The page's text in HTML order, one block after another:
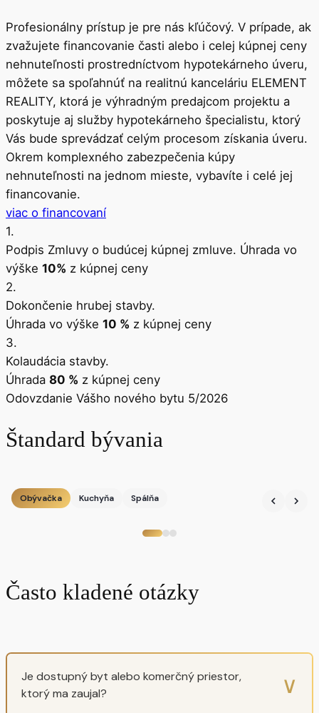
Profesionálny prístup je pre nás kľúčový. V prípade, ak
zvažujete financovanie časti alebo i celej kúpnej ceny
nehnuteľnosti prostredníctvom hypotekárneho úveru,
môžete sa spoľahnúť na realitnú kanceláriu ELEMENT
REALITY, ktorá je výhradným predajcom projektu a
poskytuje aj služby hypotekárneho špecialistu, ktorý
Vás bude sprevádzať celým procesom získania úveru.
Okrem komplexného zabezpečenia kúpy
nehnuteľnosti na jednom mieste, vybavíte i celé jej
financovanie.
viac o financovaní
1.
Podpis Zmluvy o budúcej kúpnej zmluve. Úhrada vo
výške 10% z kúpnej ceny
2.
Dokončenie hrubej stavby.
Úhrada vo výške 10 % z kúpnej ceny
3.
Kolaudácia stavby.
Úhrada 80 % z kúpnej ceny
Odovzdanie Vášho nového bytu 5/2026
Štandard bývania
Obývačka Kuchyňa Spálňa
Často kladené otázky
Je dostupný byt alebo komerčný priestor,
ktorý ma zaujal?
∨